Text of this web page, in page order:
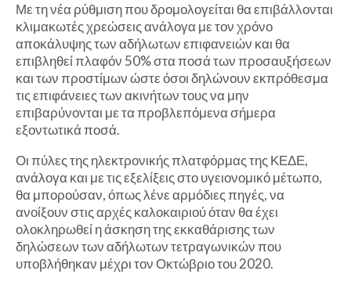
Με τη νέα ρύθμιση που δρομολογείται θα επιβάλλονται
κλιμακωτές χρεώσεις ανάλογα με τον χρόνο
αποκάλυψης των αδήλωτων επιφανειών και θα
επιβληθεί πλαφόν 50% στα ποσά των προσαυξήσεων
και των προστίμων ώστε όσοι δηλώνουν εκπρόθεσμα
τις επιφάνειες των ακινήτων τους να μην
επιβαρύνονται με τα προβλεπόμενα σήμερα
εξοντωτικά ποσά.
Οι πύλες της ηλεκτρονικής πλατφόρμας της ΚΕΔΕ,
ανάλογα και με τις εξελίξεις στο υγειονομικό μέτωπο,
θα μπορούσαν, όπως λένε αρμόδιες πηγές, να
ανοίξουν στις αρχές καλοκαιριού όταν θα έχει
ολοκληρωθεί η άσκηση της εκκαθάρισης των
δηλώσεων των αδήλωτων τετραγωνικών που
υποβλήθηκαν μέχρι τον Οκτώβριο του 2020.